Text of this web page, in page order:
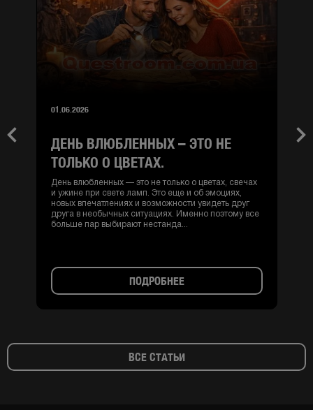
Previous
ДЕНЬ ВЛЮБЛЕННЫХ – ЭТО НЕ
ТОЛЬКО О ЦВЕТАХ.
День влюбленных — это не только о цветах, свечах
и ужине при свете ламп. Это еще и об эмоциях,
новых впечатлениях и возможности увидеть друг
друга в необычных ситуациях. Именно поэтому все
больше пар выбирают нестанда...
01.06.2026
ПОДРОБНЕЕ
ВСЕ СТАТЬИ